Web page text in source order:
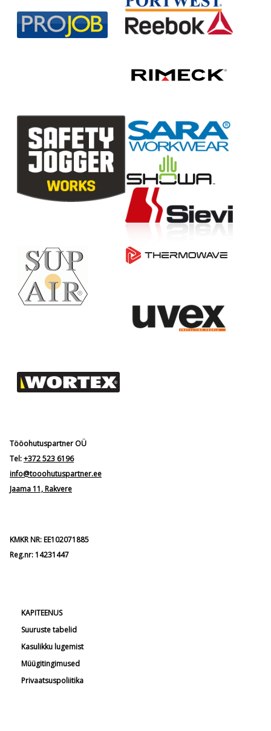
Tööohutuspartner OÜ
Tel:+372 523 6196
info@tooohutuspartner.ee
Jaama 11, Rakvere
KMKR NR: EE102071885
Reg.nr: 14231447
KAPITEENUS
Suuruste tabelid
Kasulikku lugemist
Müügitingimused
Privaatsuspoliitika